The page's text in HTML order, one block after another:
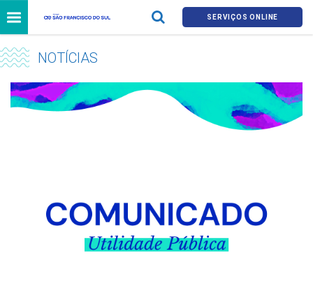
SERVIÇOS ONLINE
NOTÍCIAS